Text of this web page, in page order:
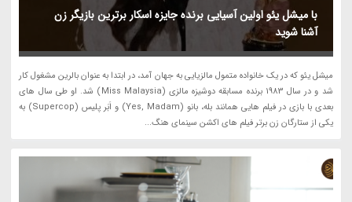
با میشل یئو اولین آسیایی برنده جایزه اسکار برترین بازیگر زن
آشنا شوید
میشل یئو که در یک خانواده متمول مالزیایی به جهان آمد، در ابتدا به عنوان بالرین مشغول کار
شد و در سال 1983 برنده مسابقه دوشیزه مالزی (Miss Malaysia) شد. او ­طی سال های
بعدی با بازی در فیلم هایی همانند بله، بانو (Yes, Madam) و اَبَر پلیس (Supercop) به
یکی از ستارگان زن برتر فیلم های اکشن سینمای هنگ...